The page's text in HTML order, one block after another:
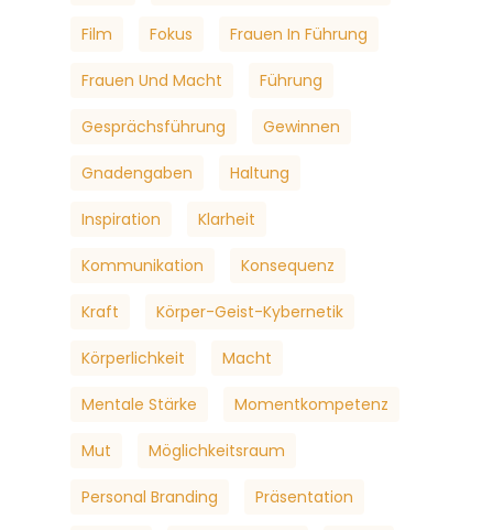
Film Fokus Frauen In Führung
Frauen Und Macht Führung
Gesprächsführung Gewinnen
Gnadengaben Haltung
Inspiration Klarheit
Kommunikation Konsequenz
Kraft Körper-Geist-Kybernetik
Körperlichkeit Macht
Mentale Stärke Momentkompetenz
Mut Möglichkeitsraum
Personal Branding Präsentation